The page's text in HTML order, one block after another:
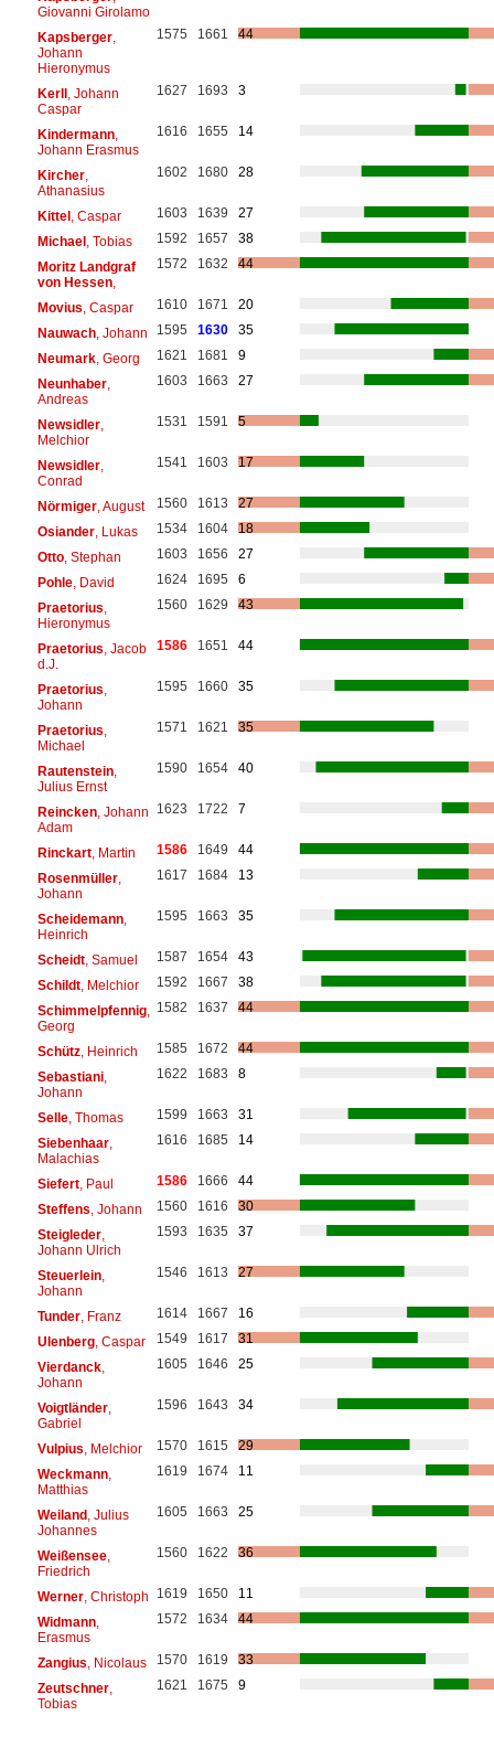
Giovanni Girolamo
Kapsberger,
Johann
Hieronymus
1575 1661 44
Kerll, Johann
Caspar
1627 1693 3
Kindermann,
Johann Erasmus
1616 1655 14
Kircher,
Athanasius
1602 1680 28
Kittel, Caspar 1603 1639
27
Michael, Tobias 1592 1657
38
Moritz Landgraf
von Hessen,
1572 1632 44
Movius , Caspar 1610 1671
20
Nauwach, Johann 1595 1630
35
Neumark, Georg 1621 1681
9
Neunhaber,
Andreas
1603 1663 27
Newsidler,
Melchior
1531 1591 5
Newsidler,
Conrad
1541 1603 17
Nörmiger, August 1560 1613
27
Osiander, Lukas 1534 1604
18
Otto, Stephan 1603 1656
27
Pohle, David 1624 1695
6
Praetorius
Hieronymus
1560 1629 43
Praetorius , Jacob
d.J.
1586 1651 44
Praetorius
Johann
1595 1660 35
Praetorius
Michael
1571 1621 35
Rautenstein,
Julius Ernst
1590 1654 40
Reincken, Johann
Adam
1623 1722 7
Rinckart, Martin 1586 1649
44
Rosenmüller,
Johann
1617 1684 13
Scheidemann,
Heinrich
1595 1663 35
Scheidt, Samuel 1587 1654
43
Schildt, Melchior 1592 1667
38
Schimmelpfennig,
Georg
1582 1637 44
Schütz, Heinrich 1585 1672
44
Sebastiani,
Johann
1622 1683 8
Selle, Thomas 1599 1663
31
Siebenhaar,
Malachias
1616 1685 14
Siefert, Paul 1586 1666
44
Steffens , Johann 1560 1616
30
Steigleder,
Johann Ulrich
1593 1635 37
Steuerlein,
Johann
1546 1613 27
Tunder, Franz 1614 1667
16
Ulenberg, Caspar 1549 1617
31
Vierdanck,
Johann
1605 1646 25
Voigtländer,
Gabriel
1596 1643 34
Vulpius , Melchior 1570 1615
29
Weckmann,
Matthias
1619 1674 11
Weiland, Julius
Johannes
1605 1663 25
Weißensee,
Friedrich
1560 1622 36
Werner, Christoph 1619 1650
11
Widmann,
Erasmus
1572 1634 44
Zangius , Nicolaus 1570 1619
33
Zeutschner,
Tobias
1621 1675 9